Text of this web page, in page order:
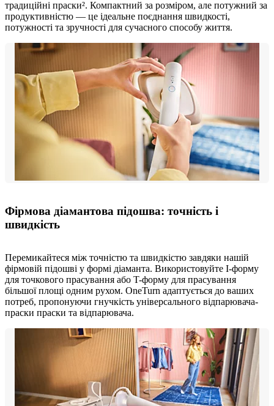
традиційні праски². Компактний за розміром, але потужний за
продуктивністю — це ідеальне поєднання швидкості,
потужності та зручності для сучасного способу життя.
Фірмова діамантова підошва: точність і
швидкість
Перемикайтеся між точністю та швидкістю завдяки нашій
фірмовій підошві у формі діаманта. Використовуйте I-форму
для точкового прасування або T-форму для прасування
більшої площі одним рухом. OneTurn адаптується до ваших
потреб, пропонуючи гнучкість універсального відпарювача-
праски праски та відпарювача.